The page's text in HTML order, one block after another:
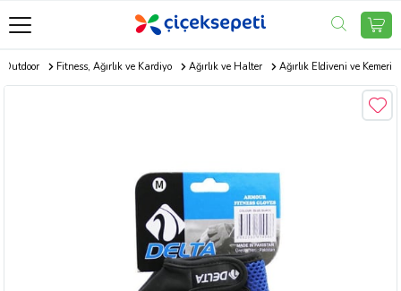
Outdoor Fitness, Ağırlık ve Kardiyo Ağırlık ve Halter Ağırlık Eldiveni ve Kemeri